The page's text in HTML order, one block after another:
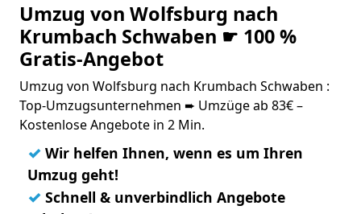
Umzug von Wolfsburg nach
Krumbach Schwaben ☛ 100 %
Gratis-Angebot
Umzug von Wolfsburg nach Krumbach Schwaben :
Top-Umzugsunternehmen ➨ Umzüge ab 83€ –
Kostenlose Angebote in 2 Min.
✓ Wir helfen Ihnen, wenn es um Ihren
Umzug geht!
✓ Schnell & unverbindlich Angebote